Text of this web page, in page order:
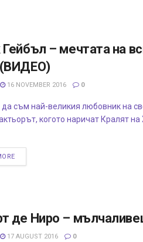
Гейбъл – мечтата на
16 NOVEMBER 2016 0
да съм най-великия любовник на
когото наричат Кралят на
де Ниро –
17 AUGUST 2016 0